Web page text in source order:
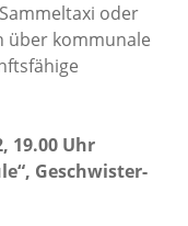
oder
über kommunale
19.00 Uhr
Geschwister-